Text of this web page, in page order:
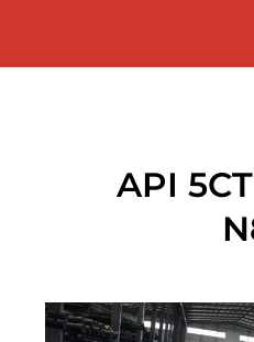
أنابيب الغلاف API 5CT